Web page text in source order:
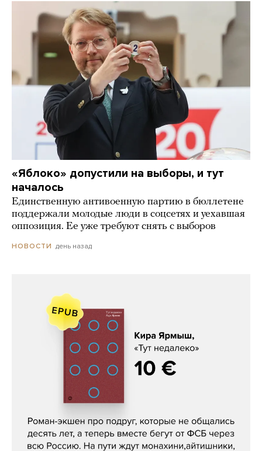
«Яблоко» допустили на выборы, и тут
началось
Единственную антивоенную партию в бюллетене
поддержали молодые люди в соцсетях и уехавшая
оппозиция. Ее уже требуют снять с выборов
НОВОСТИ день назад
Кира Ярмыш, «Тут недалеко»